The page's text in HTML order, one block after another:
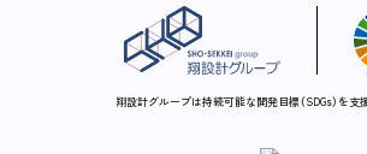
翔設計グループは持続可能な開発目標（SDGs）を支